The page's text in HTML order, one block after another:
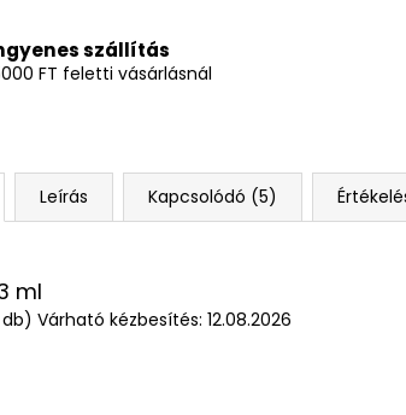
szállítás
FT feletti vásárlásnál
Leírás Kapcsolódó (5)
ml
Várható kézbesítés: 12.08.2026